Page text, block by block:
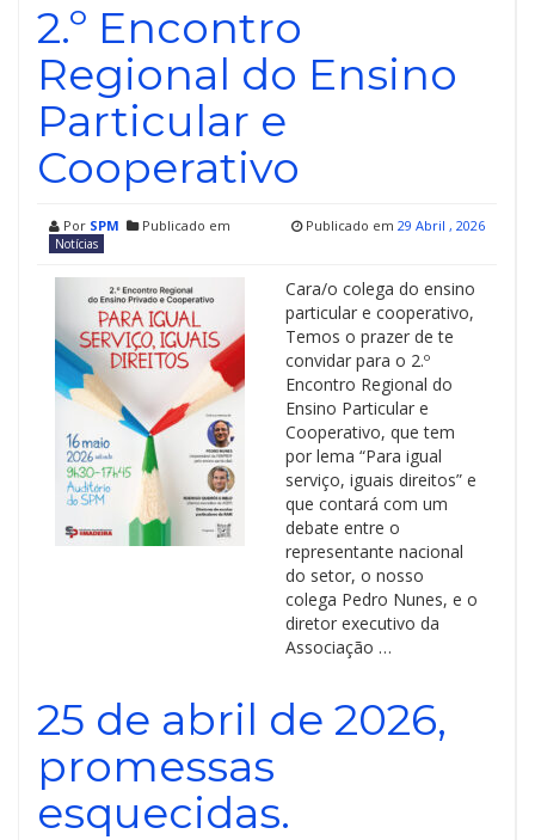
2.º Encontro
Regional do Ensino
Particular e
Cooperativo
Por SPM Publicado em
Notícias
Publicado em 29 Abril , 2026
Cara/o colega do ensino
particular e cooperativo,
Temos o prazer de te
convidar para o 2.º
Encontro Regional do
Ensino Particular e
Cooperativo, que tem
por lema “Para igual
serviço, iguais direitos” e
que contará com um
debate entre o
representante nacional
do setor, o nosso
colega Pedro Nunes, e o
diretor executivo da
Associação …
25 de abril de 2026,
promessas
esquecidas.